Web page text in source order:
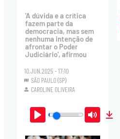
'A dúvida e a crítica
fazem parte da
democracia, mas sem
nenhuma intenção de
afrontar o Poder
Judiciário', afirmou
10.JUN.2025 - 17:10
SÃO PAULO (SP)
CAROLINE OLIVEIRA
Play Mute